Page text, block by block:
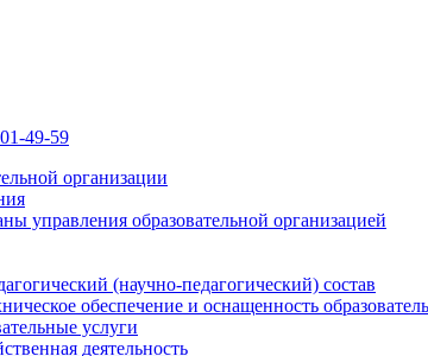
49-59
организации
управления образовательной организацией
(научно-педагогический) состав
обеспечение и оснащенность
услуги
деятельность